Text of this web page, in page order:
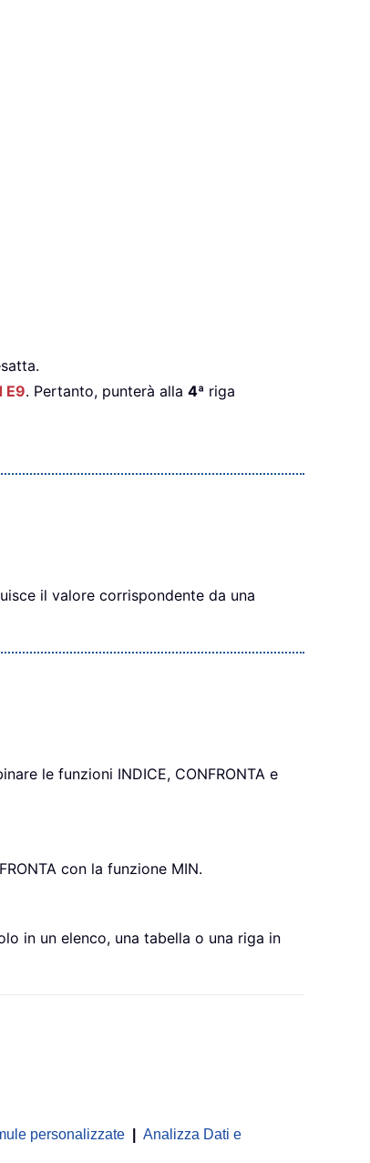
E9. Pertanto, punterà alla 4ª riga
il valore corrispondente da una
le funzioni INDICE, CONFRONTA e
con la funzione MIN.
in un elenco, una tabella o una riga in
personalizzate
Analizza Dati e